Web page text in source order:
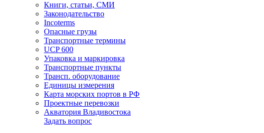
Книги, статьи, СМИ
Законодательство
Incoterms
Опасные грузы
Транспортные термины
UCP 600
Упаковка и маркировка
Транспортные пункты
Трансп. оборудование
Единицы измерения
Карта морских портов в РФ
Проектные перевозки
Акватория Владивостока
Задать вопрос